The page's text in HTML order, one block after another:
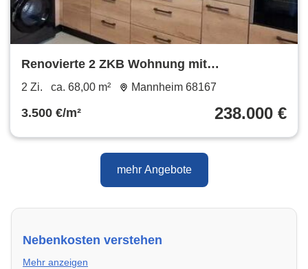
Renovierte 2 ZKB Wohnung mit
Einbauküche und 2 Balkonen
2 Zi. ca. 68,00 m² Mannheim 68167
3.500 €/m² 238.000 €
mehr Angebote
Nebenkosten verstehen
Mehr anzeigen